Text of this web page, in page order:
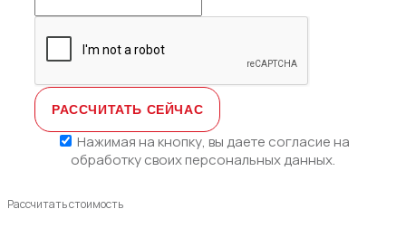
Нажимая на кнопку, вы даете согласие на
обработку своих персональных данных.
Рассчитать стоимость